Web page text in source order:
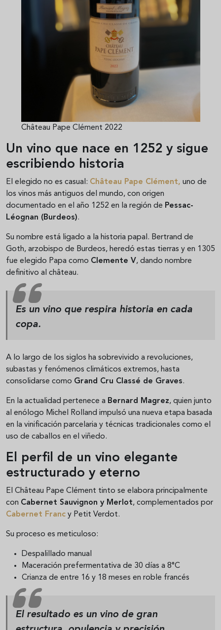
Château Pape Clément 2022
Un vino que nace en 1252 y sigue
escribiendo historia
El elegido no es casual: Château Pape Clément, uno de
los vinos más antiguos del mundo, con origen
documentado en el año 1252 en la región de Pessac-
Léognan (Burdeos).
Su nombre está ligado a la historia papal. Bertrand de
Goth, arzobispo de Burdeos, heredó estas tierras y en 1305
fue elegido Papa como Clemente V, dando nombre
definitivo al château.
Es un vino que respira historia en cada
copa.
A lo largo de los siglos ha sobrevivido a revoluciones,
subastas y fenómenos climáticos extremos, hasta
consolidarse como Grand Cru Classé de Graves.
En la actualidad pertenece a Bernard Magrez, quien junto
al enólogo Michel Rolland impulsó una nueva etapa basada
en la vinificación parcelaria y técnicas tradicionales como el
uso de caballos en el viñedo.
El perfil de un vino elegante
estructurado y eterno
El Château Pape Clément tinto se elabora principalmente
con Cabernet Sauvignon y Merlot, complementados por
Cabernet Franc y Petit Verdot.
Su proceso es meticuloso:
Despalillado manual
Maceración prefermentativa de 30 días a 8°C
Crianza de entre 16 y 18 meses en roble francés
El resultado es un vino de gran